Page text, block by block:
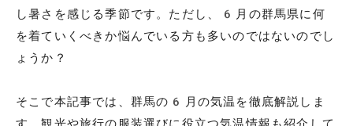
し暑さを感じる季節です。ただし、6月の群馬県に何
を着ていくべきか悩んでいる方も多いのではないのでし
ょうか？
そこで本記事では、群馬の6月の気温を徹底解説しま